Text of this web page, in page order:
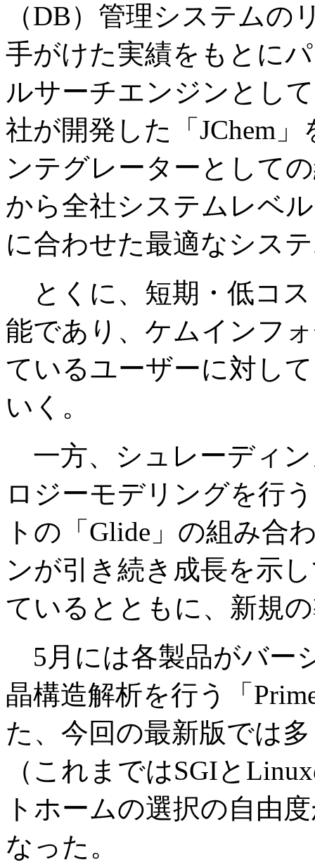
（DB）管理システム
手がけた実績をもとに
ルサーチエンジンとし
社が開発した「JChem
ンテグレーターとして
から全社システムレベ
に合わせた最適なシス
とくに、短期・低コ
能であり、ケムインフ
ているユーザーに対し
いく。
一方、シュレーディ
ロジーモデリングを行
トの「Glide」の組み合
ンが引き続き成長を示
ているとともに、新規
5月には各製品がバー
晶構造解析を行う「
た、今回の最新版では
（これまではSGIと
トホームの選択の自由
なった。